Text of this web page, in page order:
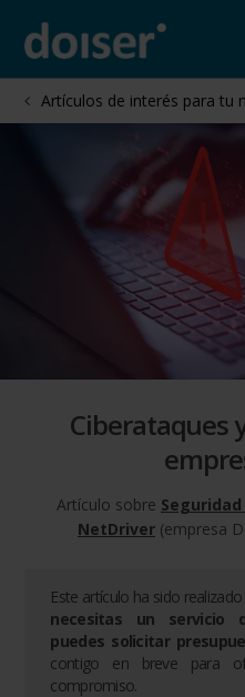
Artículos de interés para tu
Ciberataques
Artículo sobre
NetDriver (empresa
Este artículo ha sido
necesitas un servicio
puedes solicitar
contigo en breve para
compromiso.